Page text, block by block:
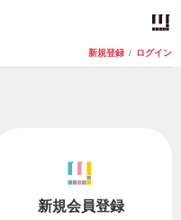
新規登録 / ログイン
新規会員登録